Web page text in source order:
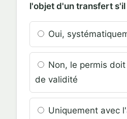
l'objet d'un transfert
Oui,
Non, le permis
de validité
Uniquement avec